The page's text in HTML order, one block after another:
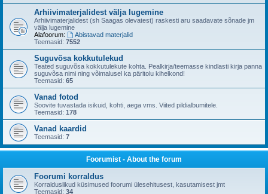
Arhiivimaterjalidest välja lugemine
Arhiivimaterjalidest (sh Saagas olevatest) raskesti aru saadavate sõnade jm
välja lugemine
Alafoorum:
Abistavad materjalid
Teemasid: 7552
Suguvõsa kokkutulekud
Teated suguvõsa kokkutulekute kohta. Pealkirja/teemasse kindlasti kirja panna
suguvõsa nimi ning võimalusel ka päritolu kihelkond!
Teemasid: 65
Vanad fotod
Soovite tuvastada isikuid, kohti, aega vms. Viited pildialbumitele.
Teemasid: 178
Vanad kaardid
Teemasid: 7
Foorumist - About the forum
Foorumi korraldus
Korralduslikud küsimused foorumi ülesehitusest, kasutamisest jmt
Teemasid: 34